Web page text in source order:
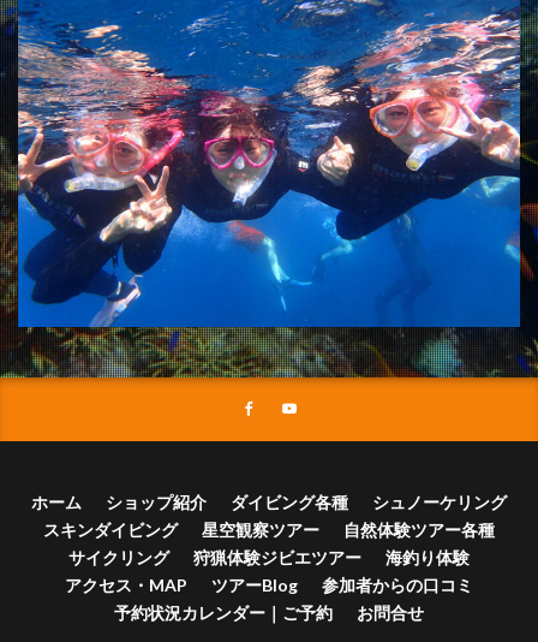
ホーム ショップ紹介 ダイビング各種
シュノーケリング
スキンダイビング
星空観察ツアー
自然体験ツアー各種
サイクリング
狩猟体験ジビエツアー
海釣り体験
アクセス・MAP
ツアーBlog
参加者からの口コミ
予約状況カレンダー｜ご予約
お問合せ